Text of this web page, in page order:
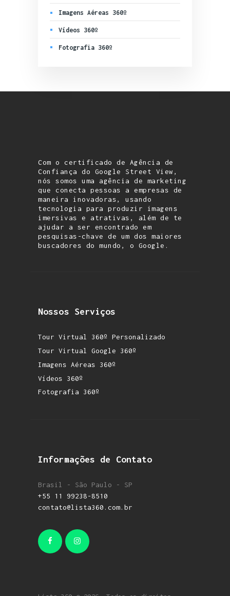
Imagens Aéreas 360º
Vídeos 360º
Fotografia 360º
Com o certificado de Agência de
Confiança do Google Street View,
nós somos uma agência de marketing
que conecta pessoas a empresas de
maneira inovadoras, usando
tecnologia para produzir imagens
imersivas e atrativas, além de te
ajudar a ser encontrado em
pesquisas-chave de um dos maiores
buscadores do mundo, o Google.
Nossos Serviços
Tour Virtual 360º Personalizado
Tour Virtual Google 360º
Imagens Aéreas 360º
Vídeos 360º
Fotografia 360º
Informações de Contato
Brasil - São Paulo - SP
+55 11 99238-8510
contato@lista360.com.br